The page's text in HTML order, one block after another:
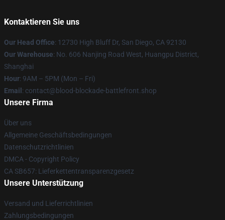
Kontaktieren Sie uns
Our Head Office: 12730 High Bluff Dr, San Diego, CA 92130
Our Warehouse: No. 606 Nanjing Road West, Huangpu District,
Shanghai
Hour: 9AM – 5PM (Mon – Fri)
Email : contact@blood-blockade-battlefront.shop
Unsere Firma
Über uns
Allgemeine Geschäftsbedingungen
Datenschutzrichtlinien
DMCA - Copyright Policy
CA SB657: Lieferkettentransparenzgesetz
Unsere Unterstützung
Versand und Lieferrichtlinien
Zahlungsbedingungen